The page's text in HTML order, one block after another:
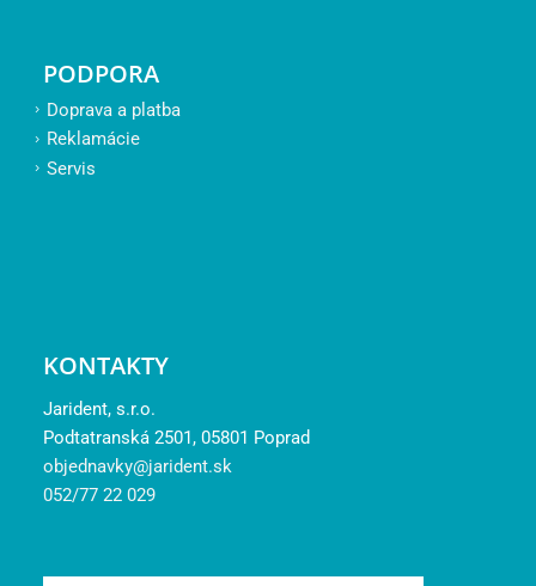
PODPORA
Doprava a platba
Reklamácie
Servis
KONTAKTY
Jarident, s.r.o.
Podtatranská 2501, 05801 Poprad
objednavky@jarident.sk
052/77 22 029